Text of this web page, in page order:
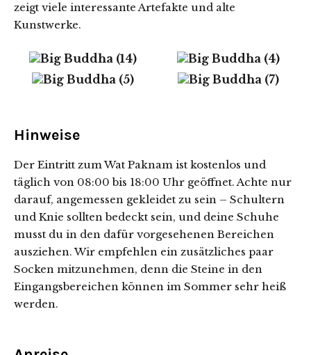
zeigt viele interessante Artefakte und alte
Kunstwerke.
Hinweise
Der Eintritt zum Wat Paknam ist kostenlos und
täglich von 08:00 bis 18:00 Uhr geöffnet. Achte nur
darauf, angemessen gekleidet zu sein – Schultern
und Knie sollten bedeckt sein, und deine Schuhe
musst du in den dafür vorgesehenen Bereichen
ausziehen. Wir empfehlen ein zusätzliches paar
Socken mitzunehmen, denn die Steine in den
Eingangsbereichen können im Sommer sehr heiß
werden.